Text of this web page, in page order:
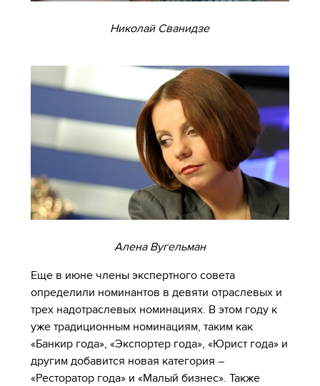
Николай Сванидзе
Алена Вугельман
Еще в июне члены экспертного совета
определили номинантов в девяти отраслевых и
трех надотраслевых номинациях. В этом году к
уже традиционным номинациям, таким как
«Банкир года», «Экспортер года», «Юрист года» и
другим добавится новая категория –
«Ресторатор года» и «Малый бизнес». Также